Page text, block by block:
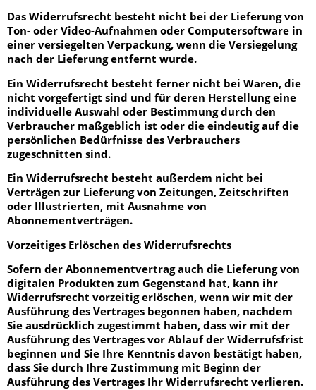
Das Widerrufsrecht besteht nicht bei der Lieferung von
Ton- oder Video-Aufnahmen oder Computersoftware in
einer versiegelten Verpackung, wenn die Versiegelung
nach der Lieferung entfernt wurde.
Ein Widerrufsrecht besteht ferner nicht bei Waren, die
nicht vorgefertigt sind und für deren Herstellung eine
individuelle Auswahl oder Bestimmung durch den
Verbraucher maßgeblich ist oder die eindeutig auf die
persönlichen Bedürfnisse des Verbrauchers
zugeschnitten sind.
Ein Widerrufsrecht besteht außerdem nicht bei
Verträgen zur Lieferung von Zeitungen, Zeitschriften
oder Illustrierten, mit Ausnahme von
Abonnementverträgen.
Vorzeitiges Erlöschen des Widerrufsrechts
Sofern der Abonnementvertrag auch die Lieferung von
digitalen Produkten zum Gegenstand hat, kann ihr
Widerrufsrecht vorzeitig erlöschen, wenn wir mit der
Ausführung des Vertrages begonnen haben, nachdem
Sie ausdrücklich zugestimmt haben, dass wir mit der
Ausführung des Vertrages vor Ablauf der Widerrufsfrist
beginnen und Sie Ihre Kenntnis davon bestätigt haben,
dass Sie durch Ihre Zustimmung mit Beginn der
Ausführung des Vertrages Ihr Widerrufsrecht verlieren.